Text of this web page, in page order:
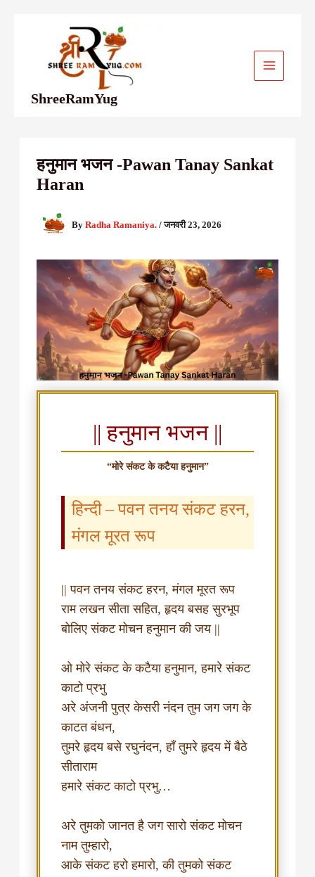
ShreeRamYug
हनुमान भजन -Pawan Tanay Sankat
Haran
By Radha Ramaniya. /जनवरी 23, 2026
|| हनुमान भजन ||
“मोरे संकट के कटैया हनुमान”
हिन्दी – पवन तनय संकट हरन,
मंगल मूरत रूप
|| पवन तनय संकट हरन, मंगल मूरत रूप
राम लखन सीता सहित, हृदय बसह सुरभूप
बोलिए संकट मोचन हनुमान की जय ||
ओ मोरे संकट के कटैया हनुमान, हमारे संकट
काटो प्रभु
अरे अंजनी पुत्र केसरी नंदन तुम जग जग के
काटत बंधन,
तुमरे हृदय बसे रघुनंदन, हाँ तुमरे हृदय में बैठे
सीताराम
हमारे संकट काटो प्रभु…
अरे तुमको जानत है जग सारो संकट मोचन
नाम तुम्हारो,
आके संकट हरो हमारो, की तुमको संकट